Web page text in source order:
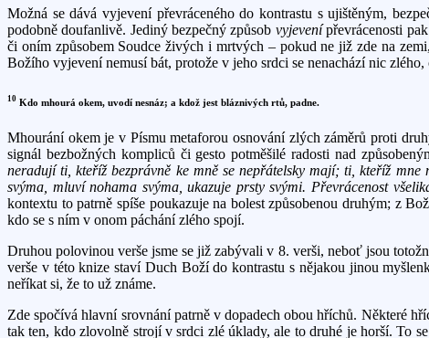
Možná se dává vyjevení převráceného do kontrastu s ujištěným,
podobně doufanlivě. Jediný bezpečný způsob vyjevenípřevrácenosti
či oním způsobem Soudce živých i mrtvých – pokud ne již zde na
Božího vyjevení nemusí bát, protože v jeho srdci se nenachází nic
10 Kdo mhourá okem, uvodí nesnáz; a kdož jest bláznivých rtů, padne.
Mhourání okem je v Písmu metaforou osnování zlých záměrů proti
signál bezbožných kompliců či gesto potměšilé radosti nad
neradují ti, kteříž bezprávně ke mně se nepřátelsky mají; ti, kteříž
svýma, mluví nohama svýma, ukazuje prsty svými. Převrácenost
kontextu to patrně spíše poukazuje na bolest způsobenou druhým; z
kdo se s ním v onom páchání zlého spojí.
Druhou polovinou verše jsme se již zabývali v 8. verši, neboť jsou
verše v této knize staví Duch Boží do kontrastu s nějakou jinou
neříkat si, že to už známe.
Zde spočívá hlavní srovnání patrně v dopadech obou hříchů. Některé
tak ten, kdo zlovolně strojí v srdci zlé úklady, ale to druhé je horší. To